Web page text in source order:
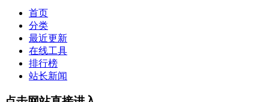
首页
分类
最近更新
在线工具
排行榜
站长新闻